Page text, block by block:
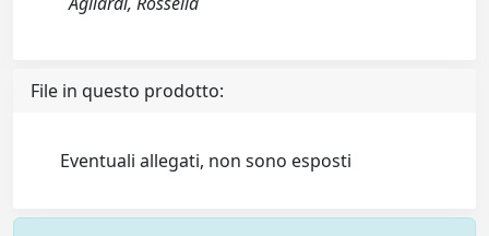
File in questo prodotto:
Eventuali allegati, non sono esposti